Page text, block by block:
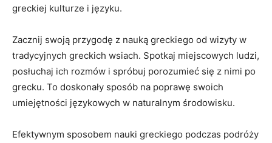
greckiej kulturze i języku.
Zacznij swoją przygodę z nauką greckiego od wizyty w
tradycyjnych greckich wsiach. Spotkaj miejscowych ludzi,
posłuchaj ich rozmów i spróbuj porozumieć się z nimi po
grecku. To doskonały sposób na poprawę swoich
umiejętności językowych w ‌naturalnym środowisku.
Efektywnym sposobem nauki greckiego ‌podczas podróży